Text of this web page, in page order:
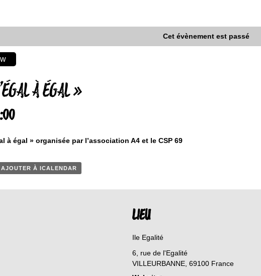
Cet évènement est passé
À ÉGAL »
à égal » organisée par l’association A4 et le CSP 69
AJOUTER À ICALENDAR
LIEU
Ile Egalité
6, rue de l'Egalité
VILLEURBANNE 69100 France